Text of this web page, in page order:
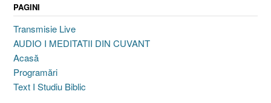
PAGINI
Transmisie Live
AUDIO I MEDITATII DIN CUVANT
Acasă
Programări
Text I Studiu Biblic